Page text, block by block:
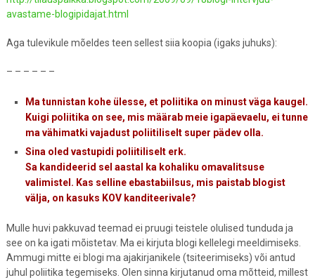
avastame-blogipidajat.html
Aga tulevikule mõeldes teen sellest siia koopia (igaks juhuks):
– – – – – –
Ma tunnistan kohe ülesse, et poliitika on minust väga kaugel.
Kuigi poliitika on see, mis määrab meie igapäevaelu, ei tunne
ma vähimatki vajadust poliitiliselt super pädev olla.
Sina oled vastupidi poliitiliselt erk.
Sa kandideerid sel aastal ka kohaliku omavalitsuse
valimistel. Kas selline ebastabiilsus, mis paistab blogist
välja, on kasuks KOV kanditeerivale?
Mulle huvi pakkuvad teemad ei pruugi teistele olulised tunduda ja
see on ka igati mõistetav. Ma ei kirjuta blogi kellelegi meeldimiseks.
Ammugi mitte ei blogi ma ajakirjanikele (tsiteerimiseks) või antud
juhul poliitika tegemiseks. Olen sinna kirjutanud oma mõtteid, millest